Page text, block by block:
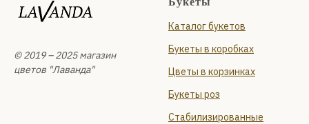
© 2019 – 2025 магазин
цветов "Лаванда"
Каталог букетов
Букеты в коробках
Цветы в корзинках
Букеты роз
Стабилизированные